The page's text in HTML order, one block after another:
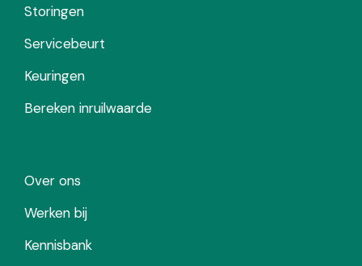
Storingen
Servicebeurt
Keuringen
Bereken inruilwaarde
Over ons
Werken bij
Kennisbank